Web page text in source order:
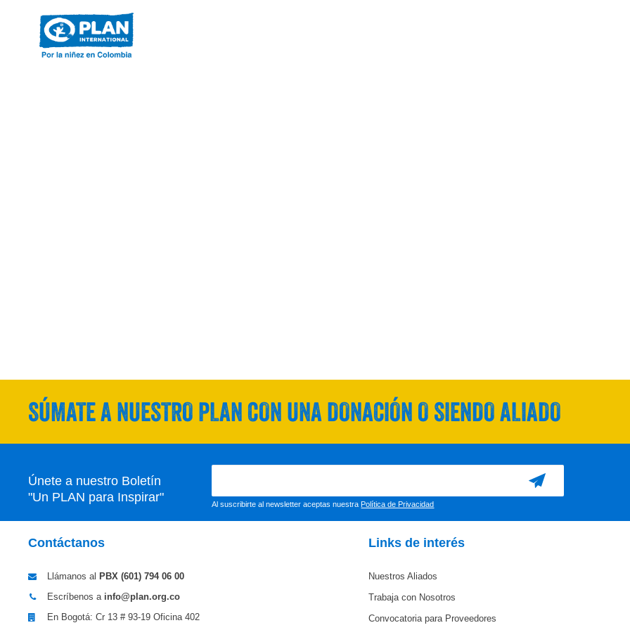
SÚMATE A NUESTRO PLAN CON UNA DONACIÓN O SIENDO ALIADO
Únete a nuestro Boletín
"Un PLAN para Inspirar"
Al suscribirte al newsletter aceptas nuestra Política de Privacidad
Contáctanos
Llámanos al PBX (601) 794 06 00
Escríbenos a info@plan.org.co
En Bogotá: Cr 13 # 93-19 Oficina 402
Links de interés
Nuestros Aliados
Trabaja con Nosotros
Convocatoria para Proveedores